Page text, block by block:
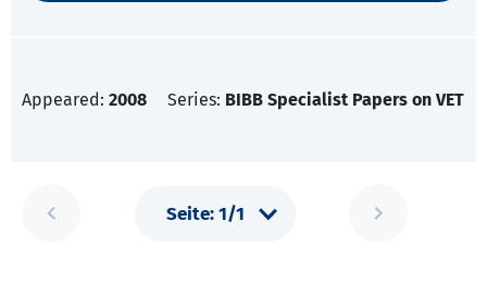
Appeared: 2008 Series: BIBB Specialist Papers on VET